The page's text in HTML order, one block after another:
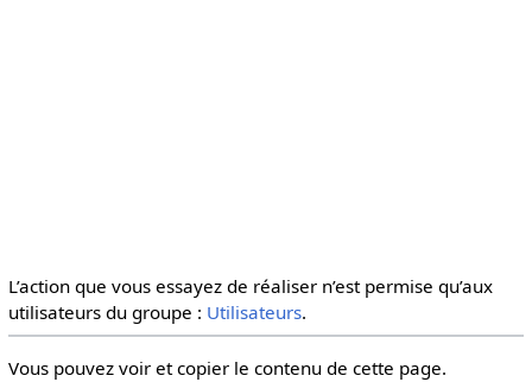
L’action que vous essayez de réaliser n’est permise qu’aux
utilisateurs du groupe : Utilisateurs.
Vous pouvez voir et copier le contenu de cette page.